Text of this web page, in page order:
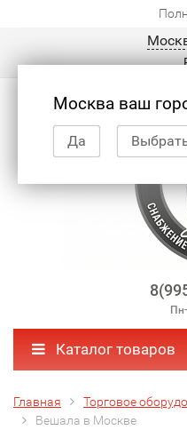
Москва ваш
Да
Каталог товаров
Главная Торговое
Вешала в Москве